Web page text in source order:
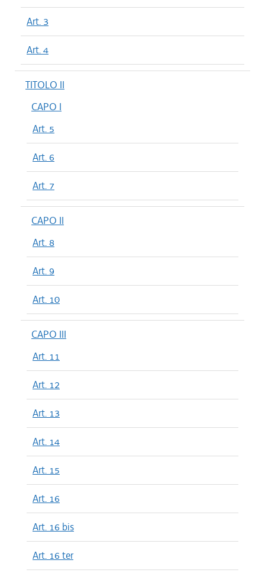
Art. 3
Art. 4
TITOLO II
CAPO I
Art. 5
Art. 6
Art. 7
CAPO II
Art. 8
Art. 9
Art. 10
CAPO III
Art. 11
Art. 12
Art. 13
Art. 14
Art. 15
Art. 16
Art. 16 bis
Art. 16 ter